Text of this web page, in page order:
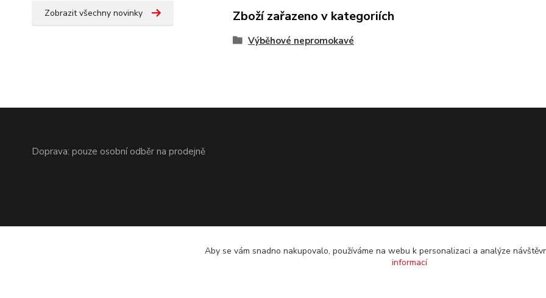
Zobrazit všechny novinky Zboží zařazeno v kategoriích
Výběhové nepromokavé
Doprava: pouze osobní odběr na prodejně
Aby se vám snadno nakupovalo, používáme na webu k personalizaci a analýze
informací